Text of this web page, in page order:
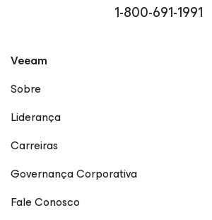
1-800-691-1991
Veeam
Sobre
Liderança
Carreiras
Governança Corporativa
Fale Conosco